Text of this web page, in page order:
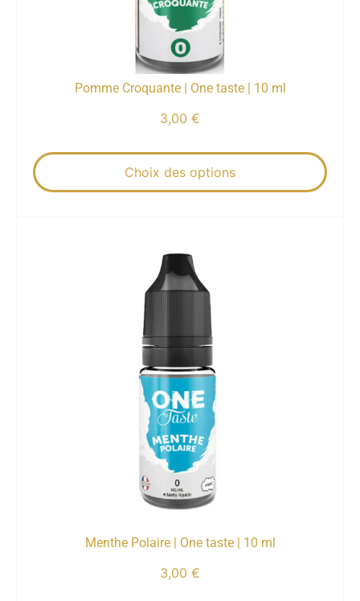
Pomme Croquante | One taste | 10 ml
3,00 €
Choix des options
Menthe Polaire | One taste | 10 ml
3,00 €